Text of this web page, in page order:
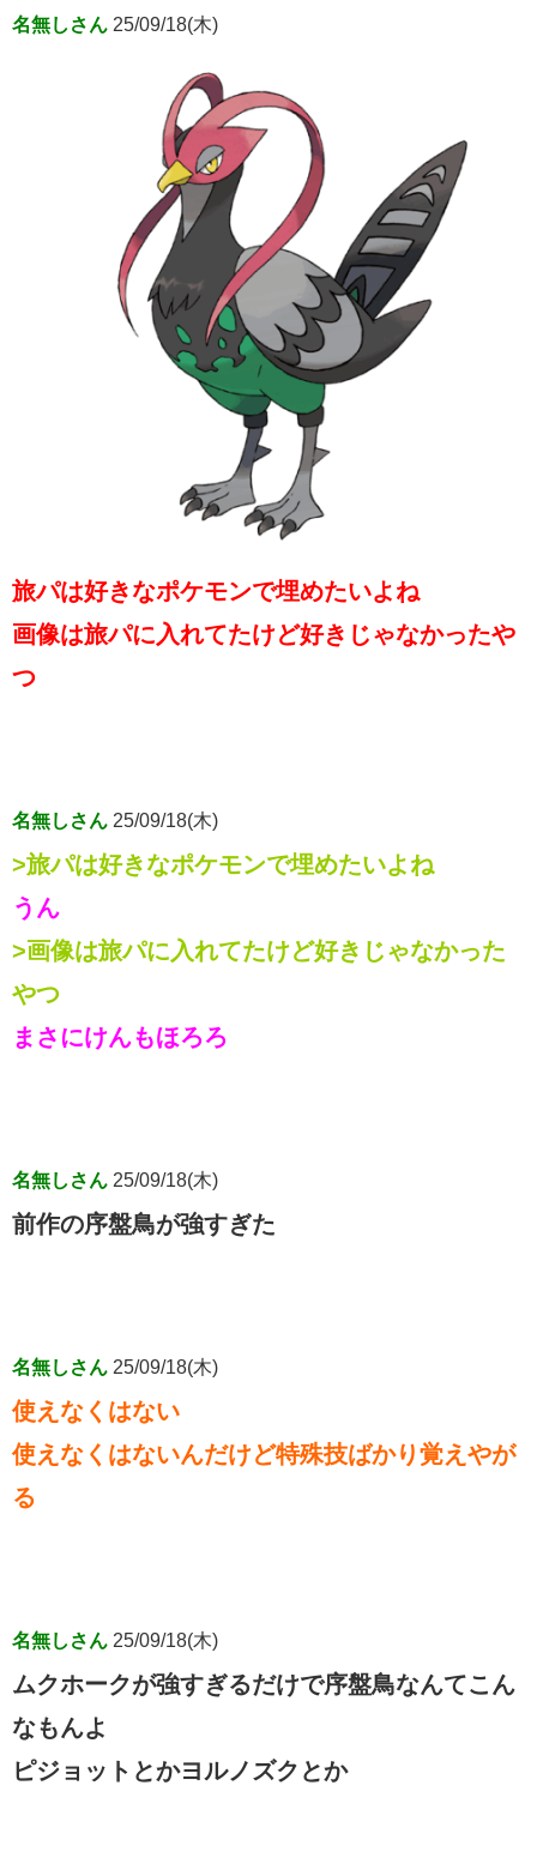
名無しさん 25/09/18(木)
旅パは好きなポケモンで埋めたいよね
画像は旅パに入れてたけど好きじゃなかったや
つ
名無しさん 25/09/18(木)
>旅パは好きなポケモンで埋めたいよね
うん
>画像は旅パに入れてたけど好きじゃなかった
やつ
まさにけんもほろろ
名無しさん 25/09/18(木)
前作の序盤鳥が強すぎた
名無しさん 25/09/18(木)
使えなくはない
使えなくはないんだけど特殊技ばかり覚えやが
る
名無しさん 25/09/18(木)
ムクホークが強すぎるだけで序盤鳥なんてこん
なもんよ
ピジョットとかヨルノズクとか